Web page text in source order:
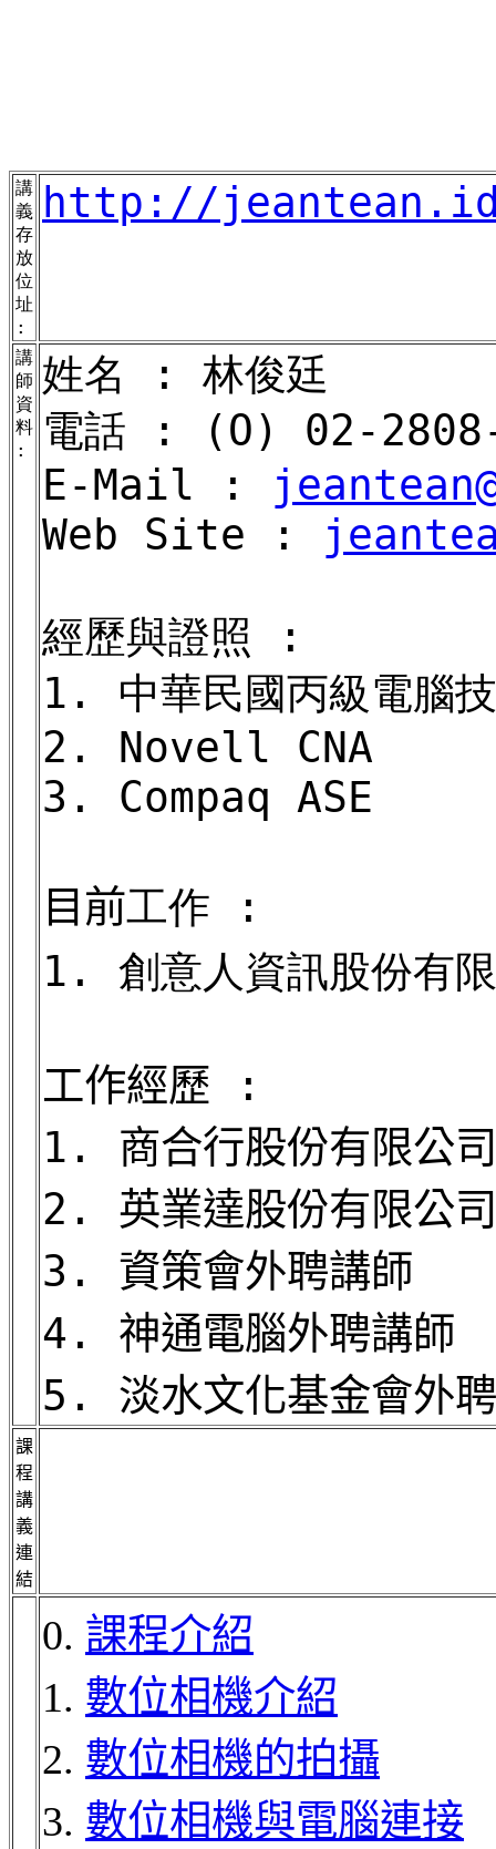
講
義
存
放
位
址
:
http://
講
師
資
料
:
姓名 : 林俊廷
電話 : (O) 02-2808
E-Mail :
Web Site :
經歷與證照 :
1. 中華民國丙級電腦
2. Novell CNA
3. Compaq ASE
目前工作 :
1. 創意人資訊股份有
工作經歷 :
1. 商合行股份有限公
2. 英業達股份有限公
3. 資策會外聘講師
4. 神通電腦外聘講師
5. 淡水文化基金會外
課
程
講
義
連
結
0. 課程介紹
1. 數位相機介紹
2. 數位相機的拍攝
3. 數位相機與電腦連接